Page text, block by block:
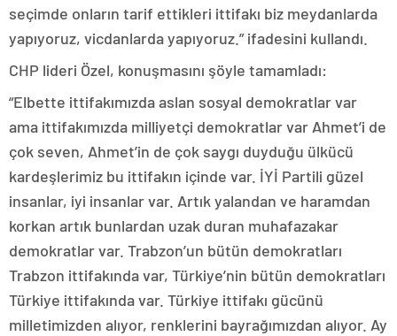
seçimde onların tarif ettikleri ittifakı biz meydanlarda
yapıyoruz, vicdanlarda yapıyoruz.” ifadesini kullandı.
CHP lideri Özel, konuşmasını şöyle tamamladı:
“Elbette ittifakımızda aslan sosyal demokratlar var
ama ittifakımızda milliyetçi demokratlar var Ahmet’i de
çok seven, Ahmet’in de çok saygı duyduğu ülkücü
kardeşlerimiz bu ittifakın içinde var. İYİ Partili güzel
insanlar, iyi insanlar var. Artık yalandan ve haramdan
korkan artık bunlardan uzak duran muhafazakar
demokratlar var. Trabzon’un bütün demokratları
Trabzon ittifakında var, Türkiye’nin bütün demokratları
Türkiye ittifakında var. Türkiye ittifakı gücünü
milletimizden alıyor, renklerini bayrağımızdan alıyor. Ay